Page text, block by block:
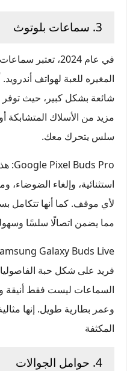
3. سماعات بلوتوث
في عام 2024،
المغيره للعبة لهواتف
شائعة بشكل كبير، حيث توفر
مزيد من الأسلاك
سلس يتحرك معك.
Google Pixel Buds Pro
:
استثنائية، وإلغاء الضوضاء،
لأي موقف. كما أنها تتكامل
مما يضمن اتصالًا سلسًا
Galaxy Buds Live
فريد على شكل حبة
السماعات ليست فقط أنيقة
وعمر بطارية طويل. إنها
المكثفة
4. حوامل الجوالات